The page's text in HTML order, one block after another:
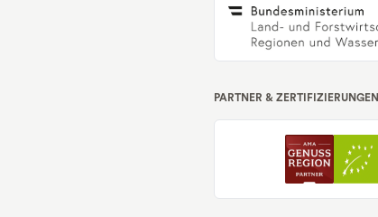
PARTNER & ZERTIFIZIERUNGEN